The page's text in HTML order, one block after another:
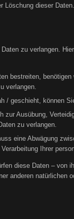
dieser
zu verlangen.
bestreiten,
verlangen.
/ geschieht, können
Ausübung,
zu verlangen.
eine Abwägung
Ihrer
diese Daten –
anderen